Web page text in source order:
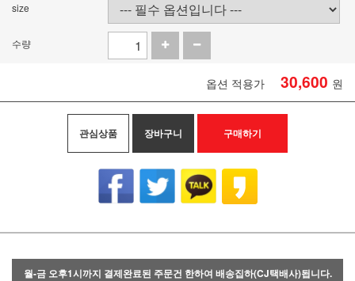
size
수량
옵션 적용가 30,600 원
관심상품 장바구니 구매하기
월-금 오후1시까지 결제완료된 주문건 한하여 배송집하(CJ택배사)됩니다.